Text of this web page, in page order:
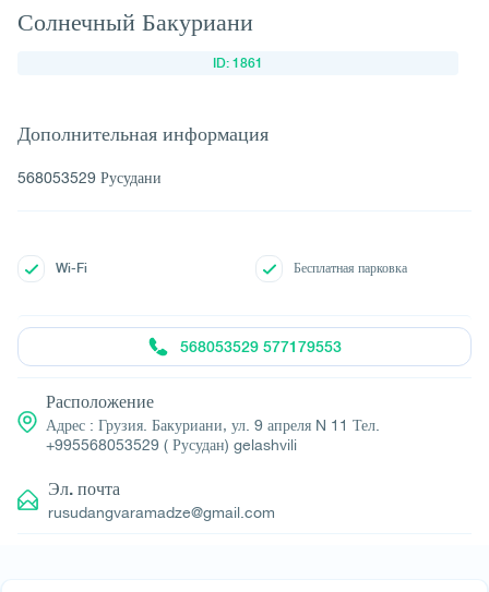
Солнечный Бакуриани
ID: 1861
Дополнительная информация
568053529 Русудани
Wi-Fi Бесплатная парковка
568053529 577179553
Расположение
Адрес : Грузия. Бакуриани, ул. 9 апреля N 11 Тел.
+995568053529 ( Русудан) gelashvili
Эл. почта
rusudangvaramadze@gmail.com